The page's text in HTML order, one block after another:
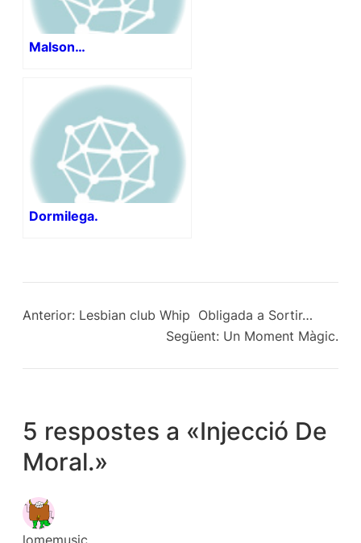
Malson…
Dormilega.
Anterior: Lesbian club Whip  Obligada a Sortir…
Següent: Un Moment Màgic.
5 respostes a «Injecció De
Moral.»